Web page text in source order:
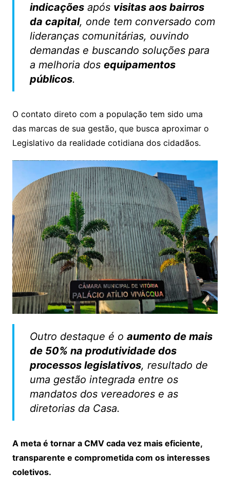
indicaçõesapós visitas aos bairros
da capital, onde tem conversado com
lideranças comunitárias, ouvindo
demandas e buscando soluções para
a melhoria dos equipamentos
públicos.
O contato direto com a população tem sido uma
das marcas de sua gestão, que busca aproximar o
Legislativo da realidade cotidiana dos cidadãos.
Outro destaque é o aumento de mais
de 50% na produtividade dos
processos legislativos, resultado de
uma gestão integrada entre os
mandatos dos vereadores e as
diretorias da Casa.
A meta é tornar a CMV cada vez mais eficiente,
transparente e comprometida com os interesses
coletivos.